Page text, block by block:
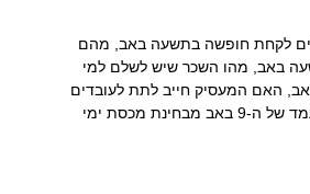
לקחת חופשה בתשעה באב, מהם
באב, מהו השכר שיש לשלם למי
האם המעסיק חייב לתת לעובדים
חופשה ב-9 באב, מהו המעמד של ה-9 באב מבחינת מכסת ימי